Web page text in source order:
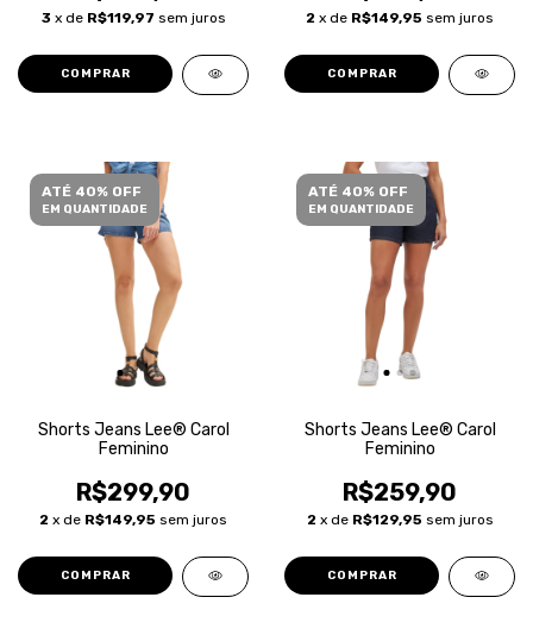
3 x de R$119,97 sem juros
COMPRAR
2 x de R$149,95 sem juros
COMPRAR
ATÉ 40% OFF
EM QUANTIDADE
Shorts Jeans Lee® Carol
Feminino
R$299,90
2 x de R$149,95 sem juros
COMPRAR
ATÉ 40% OFF
EM QUANTIDADE
Shorts Jeans Lee® Carol
Feminino
R$259,90
2 x de R$129,95 sem juros
COMPRAR